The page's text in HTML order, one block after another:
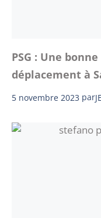
PSG : Une
déplacement à
5 novembre 2023 par